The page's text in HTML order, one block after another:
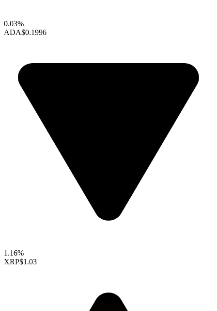
0.03%
ADA$0.1996
1.16%
XRP$1.03